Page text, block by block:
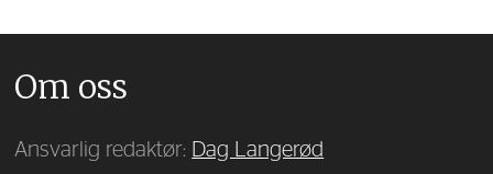
Om oss
Ansvarlig redaktør: Dag Langerød